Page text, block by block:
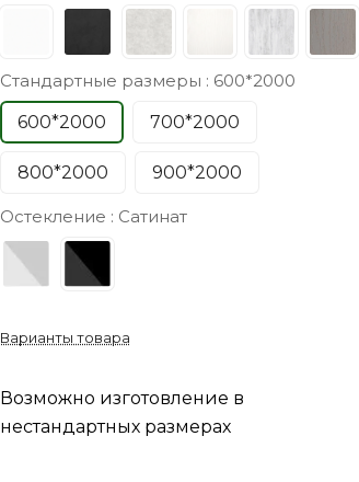
Стандартные размеры : 600*2000
600*2000
700*2000
800*2000 900*2000
Остекление : Сатинат
Варианты товара
Возможно изготовление в
нестандартных размерах